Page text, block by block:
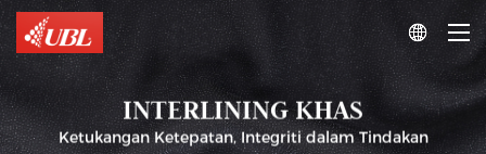

INTERLINING KHAS
Ketukangan Ketepatan, Integriti dalam Tindakan